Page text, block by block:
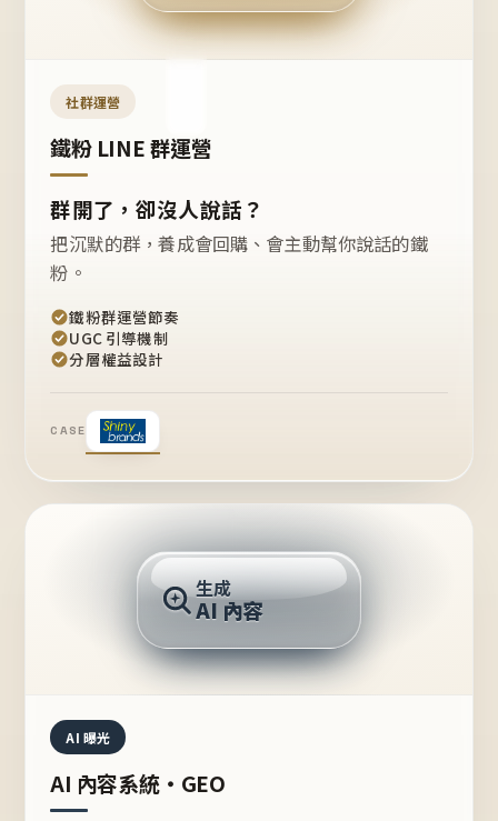
開團
嗎？
社群運營
鐵粉 LINE 群運營
群開了，卻沒人說話？
把沉默的群，養成會回購、會主動幫你說話的鐵
粉。
鐵粉群運營節奏
UGC 引導機制
分層權益設計
CASE
推薦的台灣品牌？
生成
AI 內容
AI 曝光
AI 內容系統・GEO